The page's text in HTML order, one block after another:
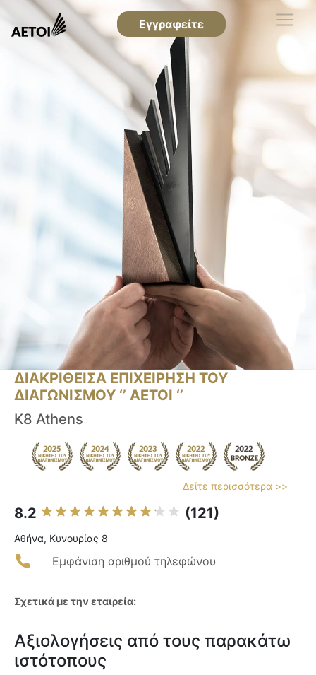
Εγγραφείτε
ΔΙΑΚΡΙΘΕΙΣΑ ΕΠΙΧΕΙΡΗΣΗ ΤΟΥ
ΔΙΑΓΩΝΙΣΜΟΥ ‘’ ΑΕΤΟΙ ‘’
K8 Athens
Δείτε περισσότερα >>
8.2 (121)
Αθήνα, Κυνουρίας 8
Εμφάνιση αριθμού τηλεφώνου
Σχετικά με την εταιρεία:
Αξιολογήσεις από τους παρακάτω
ιστότοπους